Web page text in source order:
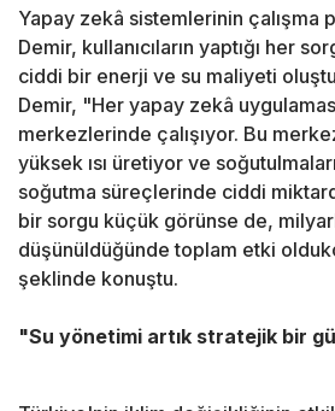
Yapay zekâ sistemlerinin çalışma
Demir, kullanıcıların yaptığı her
ciddi bir enerji ve su maliyeti
Demir, "Her yapay zekâ
merkezlerinde çalışıyor. Bu
yüksek ısı üretiyor ve
soğutma süreçlerinde ciddi
bir sorgu küçük görünse de,
düşünüldüğünde toplam etki
şeklinde konuştu.
"Su yönetimi artık stratejik bir